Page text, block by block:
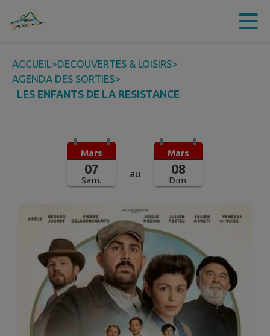
Contenu
ACCUEIL>DECOUVERTES & LOISIRS>
AGENDA DES SORTIES>
LES ENFANTS DE LA RESISTANCE
Mars
07
Sam.
au
Mars
08
Dim.